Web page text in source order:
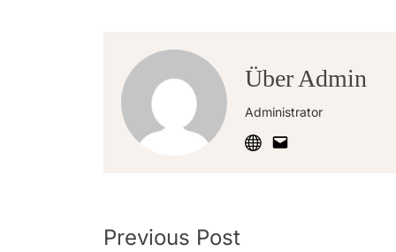
Über Admin
Administrator
Post
Previous Post